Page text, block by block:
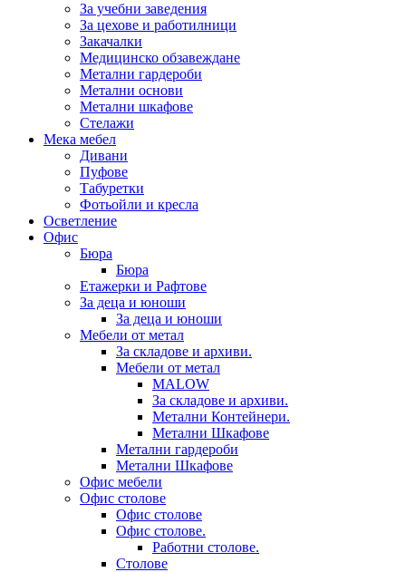
За учебни заведения
За цехове и работилници
Закачалки
Медицинско обзавеждане
Метални гардероби
Метални основи
Метални шкафове
Стелажи
Мека мебел
Дивани
Пуфове
Табуретки
Фотьойли и кресла
Осветление
Офис
Бюра
Бюра
Етажерки и Рафтове
За деца и юноши
За деца и юноши
Мебели от метал
За складове и архиви.
Мебели от метал
MALOW
За складове и архиви.
Метални Контейнери.
Метални Шкафове
Метални гардероби
Метални Шкафове
Офис мебели
Офис столове
Офис столове
Офис столове.
Работни столове.
Столове